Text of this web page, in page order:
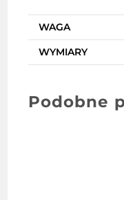
WAGA
WYMIARY
Podobne